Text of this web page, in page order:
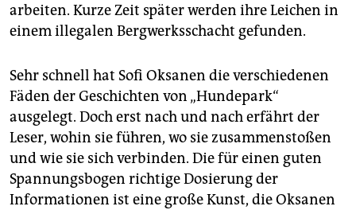
arbeiten. Kurze Zeit später werden ihre Leichen in
einem illegalen Bergwerksschacht gefunden.
Sehr schnell hat Sofi Oksanen die verschiedenen
Fäden der Geschichten von „Hundepark“
ausgelegt. Doch erst nach und nach erfährt der
Leser, wohin sie führen, wo sie zusammenstoßen
und wie sie sich verbinden. Die für einen guten
Spannungsbogen richtige Dosierung der
Informationen ist eine große Kunst, die Oksanen